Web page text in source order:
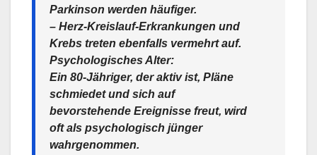
Parkinson werden häufiger.
– Herz-Kreislauf-Erkrankungen und
Krebs treten ebenfalls vermehrt auf.
Psychologisches Alter:
Ein 80-Jähriger, der aktiv ist, Pläne
schmiedet und sich auf
bevorstehende Ereignisse freut, wird
oft als psychologisch jünger
wahrgenommen.